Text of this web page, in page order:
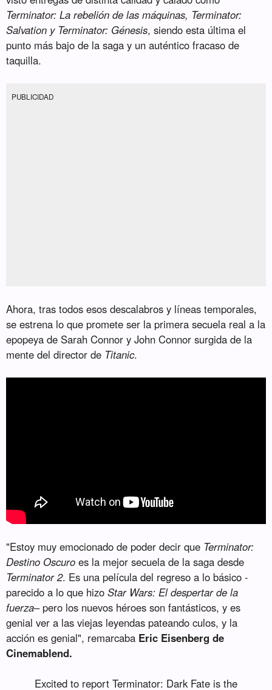
Terminator: La rebelión de las máquinas, Terminator:
Salvation y Terminator: Génesis, siendo esta última el
punto más bajo de la saga y un auténtico fracaso de
taquilla.
PUBLICIDAD
Ahora, tras todos esos descalabros y líneas temporales,
se estrena lo que promete ser la primera secuela real a la
epopeya de Sarah Connor y John Connor surgida de la
mente del director de Titanic.
"Estoy muy emocionado de poder decir que Terminator:
Destino Oscuro es la mejor secuela de la saga desde
Terminator 2. Es una película del regreso a lo básico -
parecido a lo que hizoStar Wars: El despertar de la
fuerza– pero los nuevos héroes son fantásticos, y es
genial ver a las viejas leyendas pateando culos, y la
acción es genial", remarcaba Eric Eisenberg de
Cinemablend.
Excited to report Terminator: Dark Fate is the